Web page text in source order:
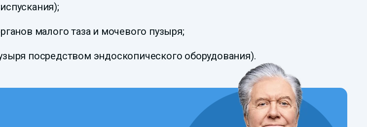
малого таза и мочевого пузыря;
посредством эндоскопического оборудования).